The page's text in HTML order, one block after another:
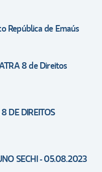
República de Emaús
8 de Direitos
DE DIREITOS
SECHI - 05.08.2023